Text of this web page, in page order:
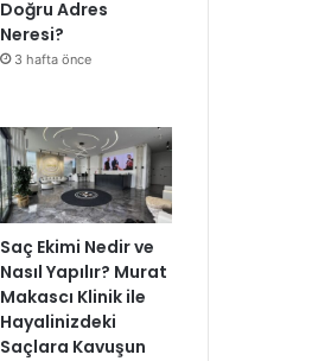
Doğru Adres
Neresi?
3 hafta önce
Saç Ekimi Nedir ve
Nasıl Yapılır? Murat
Makascı Klinik ile
Hayalinizdeki
Saçlara Kavuşun